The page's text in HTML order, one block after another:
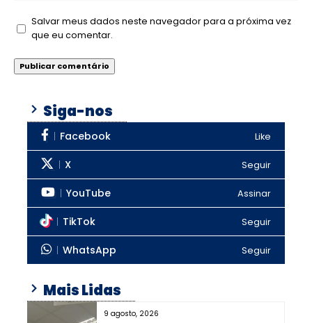
Salvar meus dados neste navegador para a próxima vez
que eu comentar.
Siga-nos
Facebook Like
X Seguir
YouTube Assinar
TikTok Seguir
WhatsApp Seguir
Mais Lidas
9 agosto, 2026